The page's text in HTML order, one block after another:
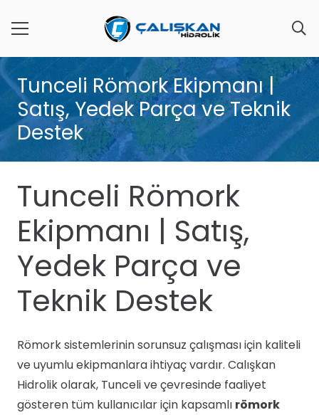
Tunceli Römork Ekipmanı |
Satış, Yedek Parça ve Teknik
Destek
Tunceli Römork
Ekipmanı | Satış,
Yedek Parça ve
Teknik Destek
Römork sistemlerinin sorunsuz çalışması için kaliteli
ve uyumlu ekipmanlara ihtiyaç vardır. Calışkan
Hidrolik olarak, Tunceli ve çevresinde faaliyet
gösteren tüm kullanıcılar için kapsamlı römork